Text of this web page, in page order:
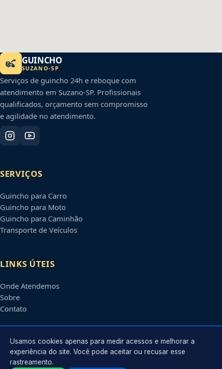
GUINCHO
SUZANO-SP
Serviços de guincho 24h e reboque com
atendimento em Suzano-SP. Profissionais
qualificados, orçamento sem compromisso
e agilidade no atendimento.
SERVIÇOS
Guincho para Carro
Guincho para Moto
Guincho para Caminhão
Transporte de Veículos
LINKS ÚTEIS
Onde Atendemos
Sobre
Contato
CONTATO
Atendimento em
Usamos cookies apenas para medir acessos e melhorar a
experiência do site. Você pode aceitar ou recusar esse
rastreamento.